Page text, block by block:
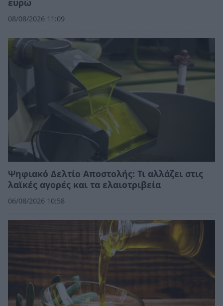
ευρώ
08/08/2026 11:09
Ψηφιακό Δελτίο Αποστολής: Τι αλλάζει στις
λαϊκές αγορές και τα ελαιοτριβεία
06/08/2026 10:58